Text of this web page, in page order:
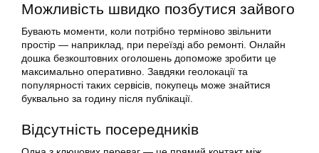
Можливість швидко позбутися зайвого
Бувають моменти, коли потрібно терміново звільнити
простір — наприклад, при переїзді або ремонті. Онлайн
дошка безкоштовних оголошень допоможе зробити це
максимально оперативно. Завдяки геолокації та
популярності таких сервісів, покупець може знайтися
буквально за годину після публікації.
Відсутність посередників